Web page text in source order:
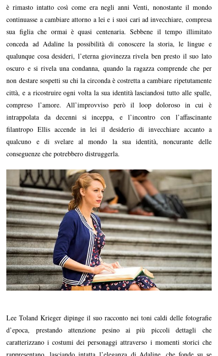
è rimasto intatto così come era negli anni Venti, nonostante il mondo
continuasse a cambiare attorno a lei e i suoi cari ad invecchiare, compresa
sua figlia che ormai è quasi centenaria. Sebbene il tempo illimitato
conceda ad Adaline la possibilità di conoscere la storia, le lingue e
qualunque cosa desideri, l’eterna giovinezza rivela ben presto il suo lato
oscuro e si rivela una condanna, quando la ragazza comprende che per
non destare sospetti su chi la circonda è costretta a cambiare ripetutamente
città, e a ricostruire ogni volta la sua identità lasciandosi tutto alle spalle,
compreso l’amore. All’improvviso però il loop doloroso in cui è
intrappolata da decenni si inceppa, e l’incontro con l’affascinante
filantropo Ellis accende in lei il desiderio di invecchiare accanto a
qualcuno e di svelare al mondo la sua identità, noncurante delle
conseguenze che potrebbero distruggerla.
Lee Toland Krieger dipinge il suo racconto nei toni caldi delle fotografie
d’epoca, prestando attenzione pesino ai più piccoli dettagli che
caratterizzano i costumi dei personaggi attraverso i momenti storici che
rappresentano, lasciando intatta l’eleganza di Adaline, che fonde su se